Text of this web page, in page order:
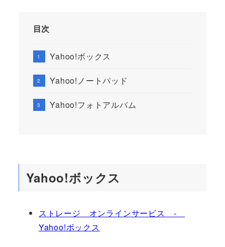
目次
Yahoo!ボックス
Yahoo!ノートパッド
Yahoo!フォトアルバム
Yahoo!ボックス
ストレージ オンラインサービス -
Yahoo!ボックス